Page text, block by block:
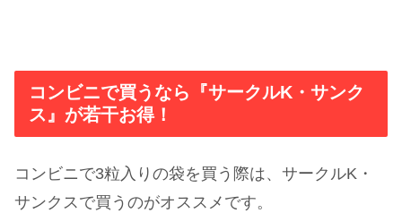
コンビニで買うなら『サークルK・サンク
ス』が若干お得！
コンビニで3粒入りの袋を買う際は、サークルK・
サンクスで買うのがオススメです。